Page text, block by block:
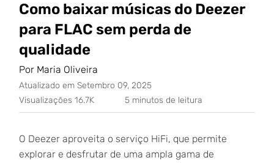
Como baixar músicas do Deezer
para FLAC sem perda de
qualidade
Por Maria Oliveira
Atualizado em Setembro 09, 2025
Visualizações 16.7K
5 minutos de leitura
O Deezer aproveita o serviço HiFi, que permite
explorar e desfrutar de uma ampla gama de